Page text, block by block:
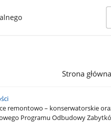
Strona główna
remontowo – konserwatorskie
Programu Odbudowy